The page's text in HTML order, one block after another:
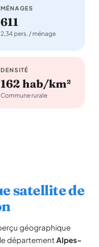
MÉNAGES
611
2,34 pers. / ménage
DENSITÉ
162 hab/km²
Commune rurale
satellite de
géographique
département Alpes-